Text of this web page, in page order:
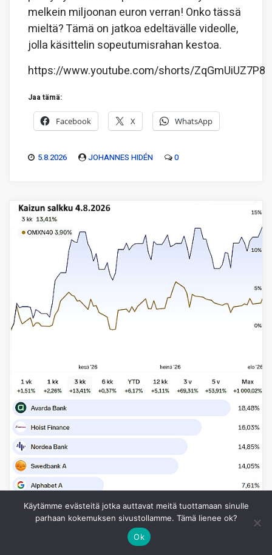
melkein miljoonan euron verran! Onko tässä
mieltä? Tämä on jatkoa edeltävälle videolle,
jolla käsittelin sopeutumisrahan kestoa.
https://www.youtube.com/shorts/ZqGmUiUZ7P8
Jaa tämä:
Facebook X WhatsApp
5.8.2026 JOHANNES HIDÉN 0
Käytämme evästeitä jotka auttavat meitä tuottamaan sinulle
parhaan kokemuksen sivustollamme. Tämä lienee ok?
Ok